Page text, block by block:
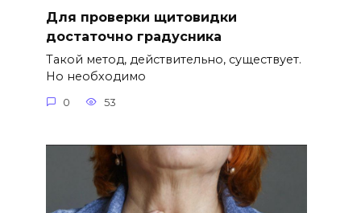
Для проверки щитовидки
достаточно градусника
Такой метод, действительно, существует.
Но необходимо
0 53